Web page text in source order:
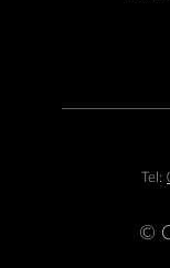
Tel:
©